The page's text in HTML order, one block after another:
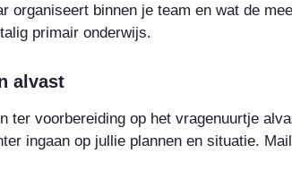
organiseert binnen je team en wat de
primair onderwijs.
alvast
ter voorbereiding op het vragenuurtje
ingaan op jullie plannen en situatie.